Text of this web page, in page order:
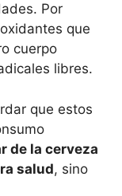
Por
que
cuerpo
libres.
que estos
de la cerveza
salud, sino